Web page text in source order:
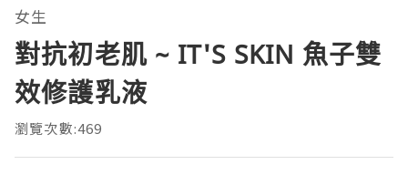
女生
對抗初老肌 ~ IT'S SKIN 魚子雙
效修護乳液
瀏覽次數:469